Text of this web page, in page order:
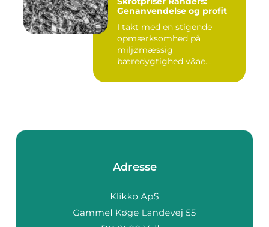
Genanvendelse og profit
I takt med en stigende
opmærksomhed på
miljømæssig
bæredygtighed v&ae...
Adresse